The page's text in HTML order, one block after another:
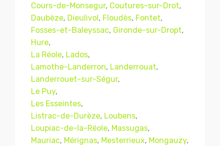
Cours-de-Monsegur, Coutures-sur-Drot,
Daubèze, Dieulivol, Floudès, Fontet,
Fosses-et-Baleyssac, Gironde-sur-Dropt,
Hure,
La Réole, Lados,
Lamothe-Landerron, Landerrouat,
Landerrouet-sur-Ségur,
Le Puy,
Les Esseintes,
Listrac-de-Durèze, Loubens,
Loupiac-de-la-Réole, Massugas,
Mauriac, Mérignas, Mesterrieux, Mongauzy,